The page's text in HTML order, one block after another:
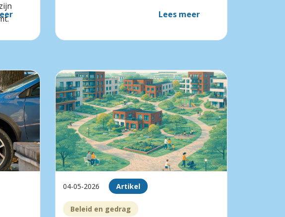
Lees meer
04-05-2026 Artikel
Beleid en gedrag